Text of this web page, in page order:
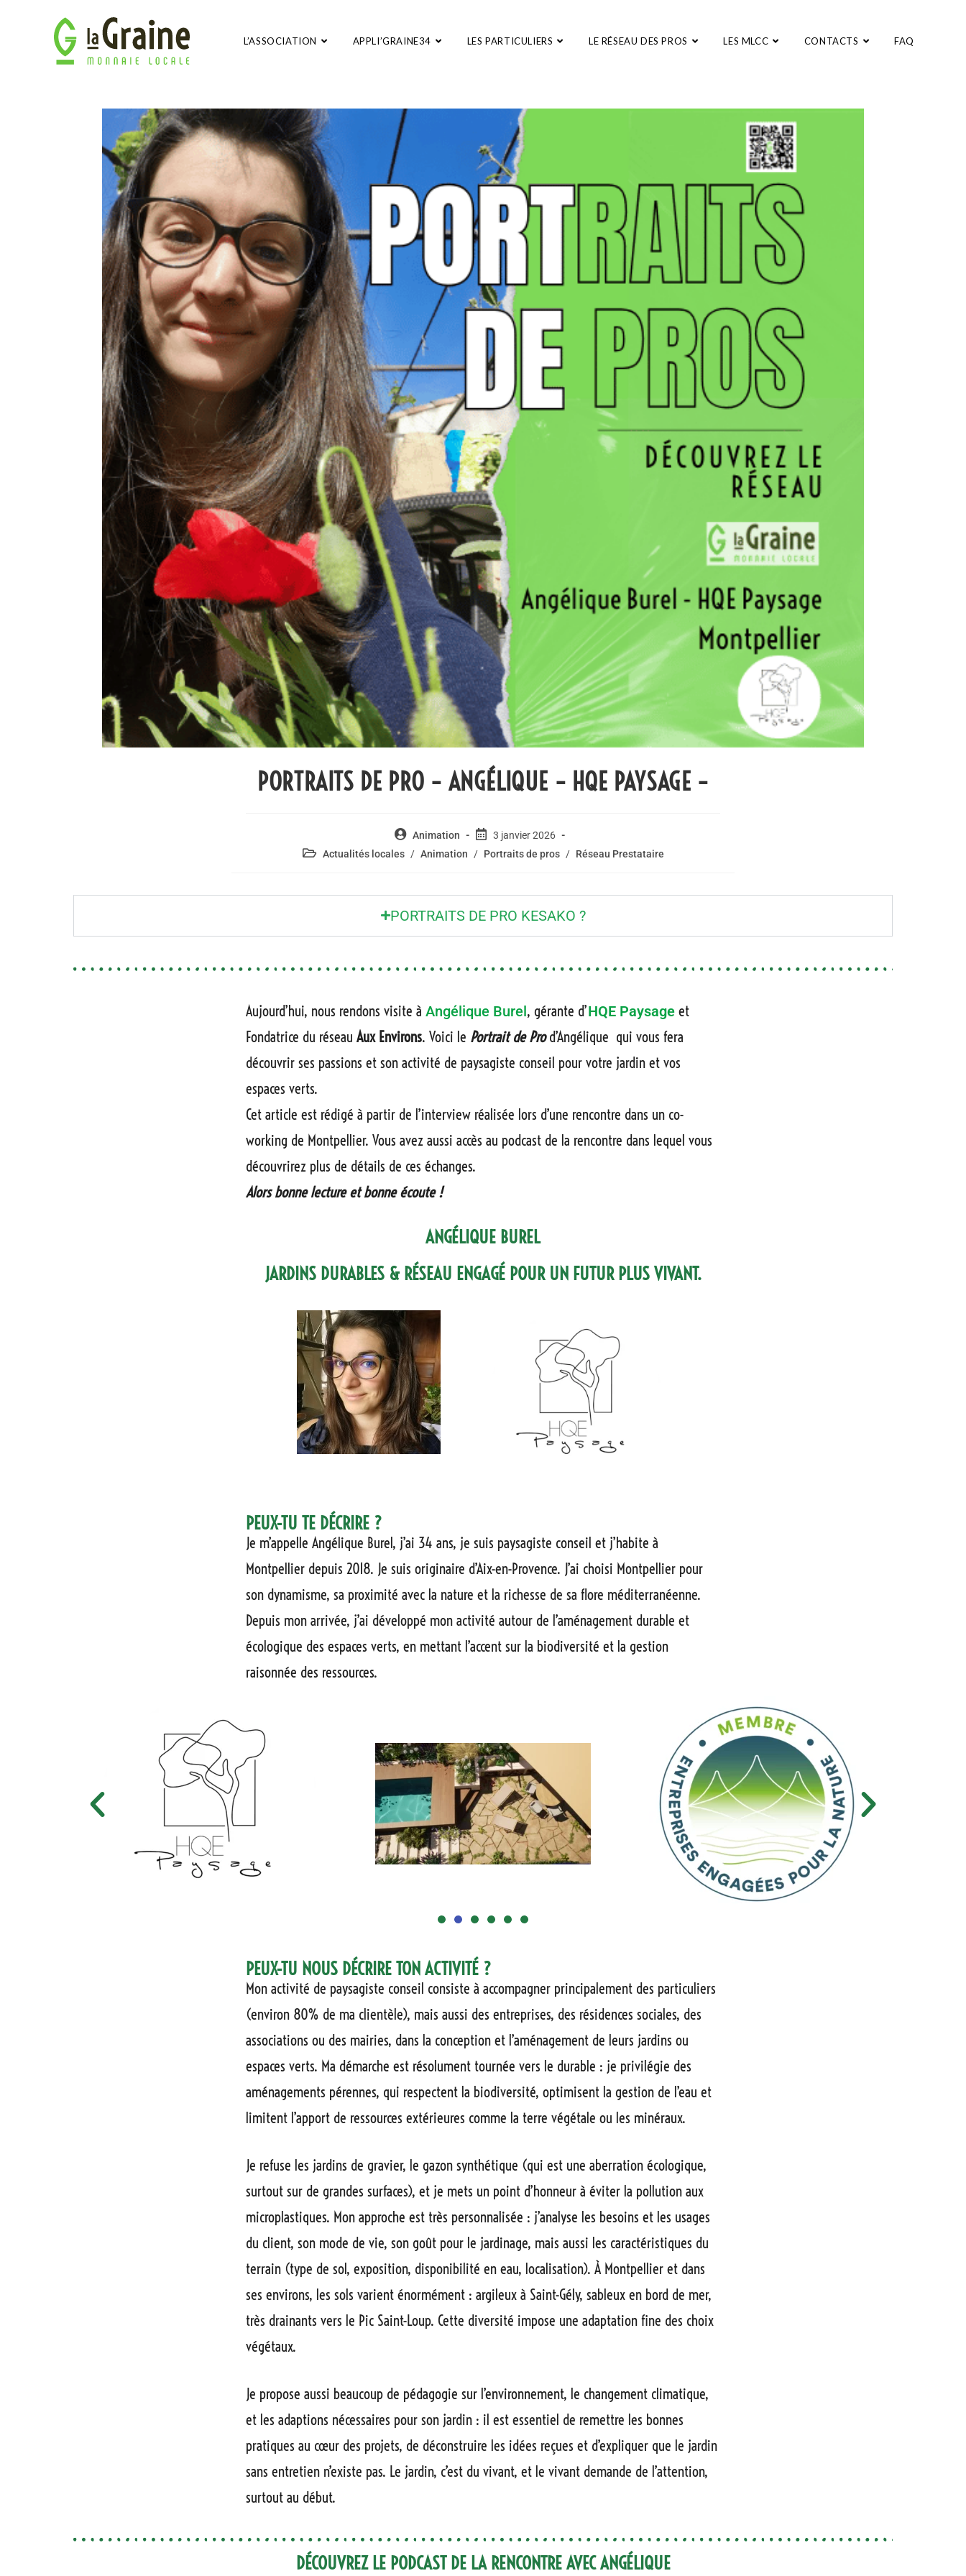
L’ASSOCIATION APPLI’GRAINE34 LES PARTICULIERS LE RÉSEAU DES PROS LES MLCC CONTACTS FAQ
PORTRAITS DE PRO – ANGÉLIQUE – HQE PAYSAGE –
Animation
3 janvier 2026
Actualités locales / Animation / Portraits de pros / Réseau Prestataire
PORTRAITS DE PRO KESAKO ?
Aujourd’hui, nous rendons visite à Angélique Burel, gérante d’HQE Paysage et
Fondatrice du réseau Aux Environs. Voici le Portrait de Prod’Angélique qui vous fera
découvrir ses passions et son activité de paysagiste conseil pour votre jardin et vos
espaces verts.
Cet article est rédigé à partir de l’interview réalisée lors d’une rencontre dans un co-
working de Montpellier. Vous avez aussi accès au podcast de la rencontre dans lequel vous
découvrirez plus de détails de ces échanges.
Alors bonne lecture et bonne écoute !
ANGÉLIQUE BUREL
JARDINS DURABLES & RÉSEAU ENGAGÉ POUR UN FUTUR PLUS VIVANT.
PEUX-TU TE DÉCRIRE ?
Je m’appelle Angélique Burel, j’ai 34 ans, je suis paysagiste conseil et j’habite à
Montpellier depuis 2018. Je suis originaire d’Aix-en-Provence. J’ai choisi Montpellier pour
son dynamisme, sa proximité avec la nature et la richesse de sa flore méditerranéenne.
Depuis mon arrivée, j’ai développé mon activité autour de l’aménagement durable et
écologique des espaces verts, en mettant l’accent sur la biodiversité et la gestion
raisonnée des ressources.
PEUX-TU NOUS DÉCRIRE TON ACTIVITÉ ?
Mon activité de paysagiste conseil consiste à accompagner principalement des particuliers
(environ 80% de ma clientèle), mais aussi des entreprises, des résidences sociales, des
associations ou des mairies, dans la conception et l’aménagement de leurs jardins ou
espaces verts. Ma démarche est résolument tournée vers le durable : je privilégie des
aménagements pérennes, qui respectent la biodiversité, optimisent la gestion de l’eau et
limitent l’apport de ressources extérieures comme la terre végétale ou les minéraux.
Je refuse les jardins de gravier, le gazon synthétique (qui est une aberration écologique,
surtout sur de grandes surfaces), et je mets un point d’honneur à éviter la pollution aux
microplastiques. Mon approche est très personnalisée : j’analyse les besoins et les usages
du client, son mode de vie, son goût pour le jardinage, mais aussi les caractéristiques du
terrain (type de sol, exposition, disponibilité en eau, localisation). À Montpellier et dans
ses environs, les sols varient énormément : argileux à Saint-Gély, sableux en bord de mer,
très drainants vers le Pic Saint-Loup. Cette diversité impose une adaptation fine des choix
végétaux.
Je propose aussi beaucoup de pédagogie sur l’environnement, le changement climatique,
et les adaptions nécessaires pour son jardin : il est essentiel de remettre les bonnes
pratiques au cœur des projets, de déconstruire les idées reçues et d’expliquer que le jardin
sans entretien n’existe pas. Le jardin, c’est du vivant, et le vivant demande de l’attention,
surtout au début.
DÉCOUVREZ LE PODCAST DE LA RENCONTRE AVEC ANGÉLIQUE